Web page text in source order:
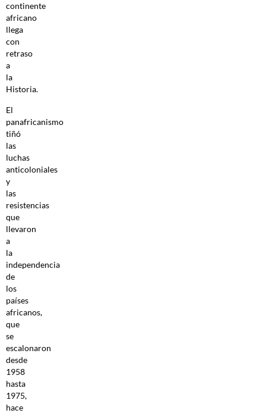
continente
africano
llega
con
retraso
a
la
Historia.
El
panafricanismo
tiñó
las
luchas
anticoloniales
y
las
resistencias
que
llevaron
a
la
independencia
de
los
países
africanos,
que
se
escalonaron
desde
1958
hasta
1975,
hace